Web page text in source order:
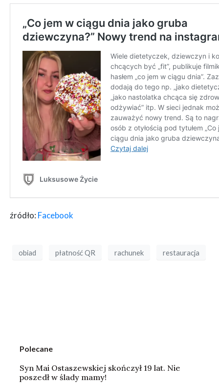
źródło: Facebook
obiad płatność QR rachunek restauracja
Polecane
Syn Mai Ostaszewskiej skończył 19 lat. Nie
poszedł w ślady mamy!